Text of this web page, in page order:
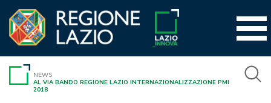
contenuto
NEWS
AL VIA BANDO REGIONE LAZIO INTERNAZIONALIZZAZIONE PMI
2018